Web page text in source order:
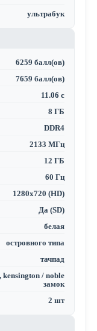
ультрабук
6259 балл(ов)
7659 балл(ов)
11.06 с
8 ГБ
DDR4
2133 МГц
12 ГБ
60 Гц
1280x720 (HD)
Да (SD)
белая
островного типа
тачпад
kensington / noble
замок
2 шт